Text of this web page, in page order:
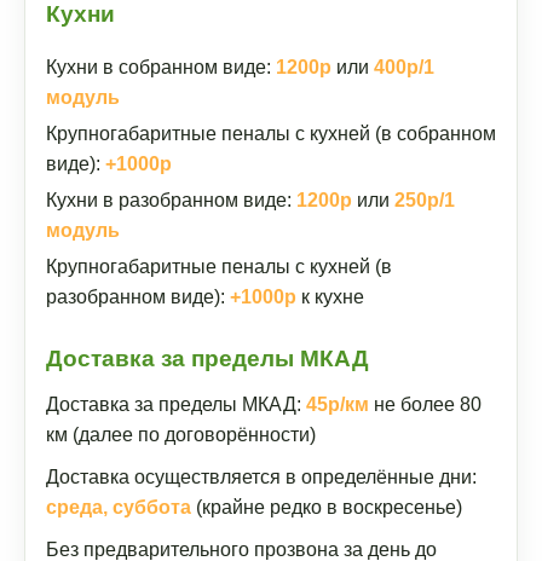
Кухни
Кухни в собранном виде: 1200р или 400р/1
модуль
Крупногабаритные пеналы с кухней (в собранном
виде): +1000р
Кухни в разобранном виде: 1200р или 250р/1
модуль
Крупногабаритные пеналы с кухней (в
разобранном виде): +1000р к кухне
Доставка за пределы МКАД
Доставка за пределы МКАД: 45р/км не более 80
км (далее по договорённости)
Доставка осуществляется в определённые дни:
среда, суббота (крайне редко в воскресенье)
Без предварительного прозвона за день до